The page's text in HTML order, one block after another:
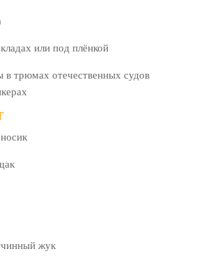
или под плёнкой
трюмах отечественных судов
жук